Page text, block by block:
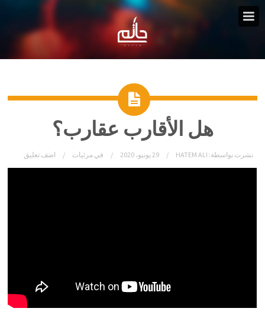
هل الأقارب عقارب؟
نشرت بواسطة: HATEM ALI 29 يونيو، 2020 في مرئيات اضف تعليق